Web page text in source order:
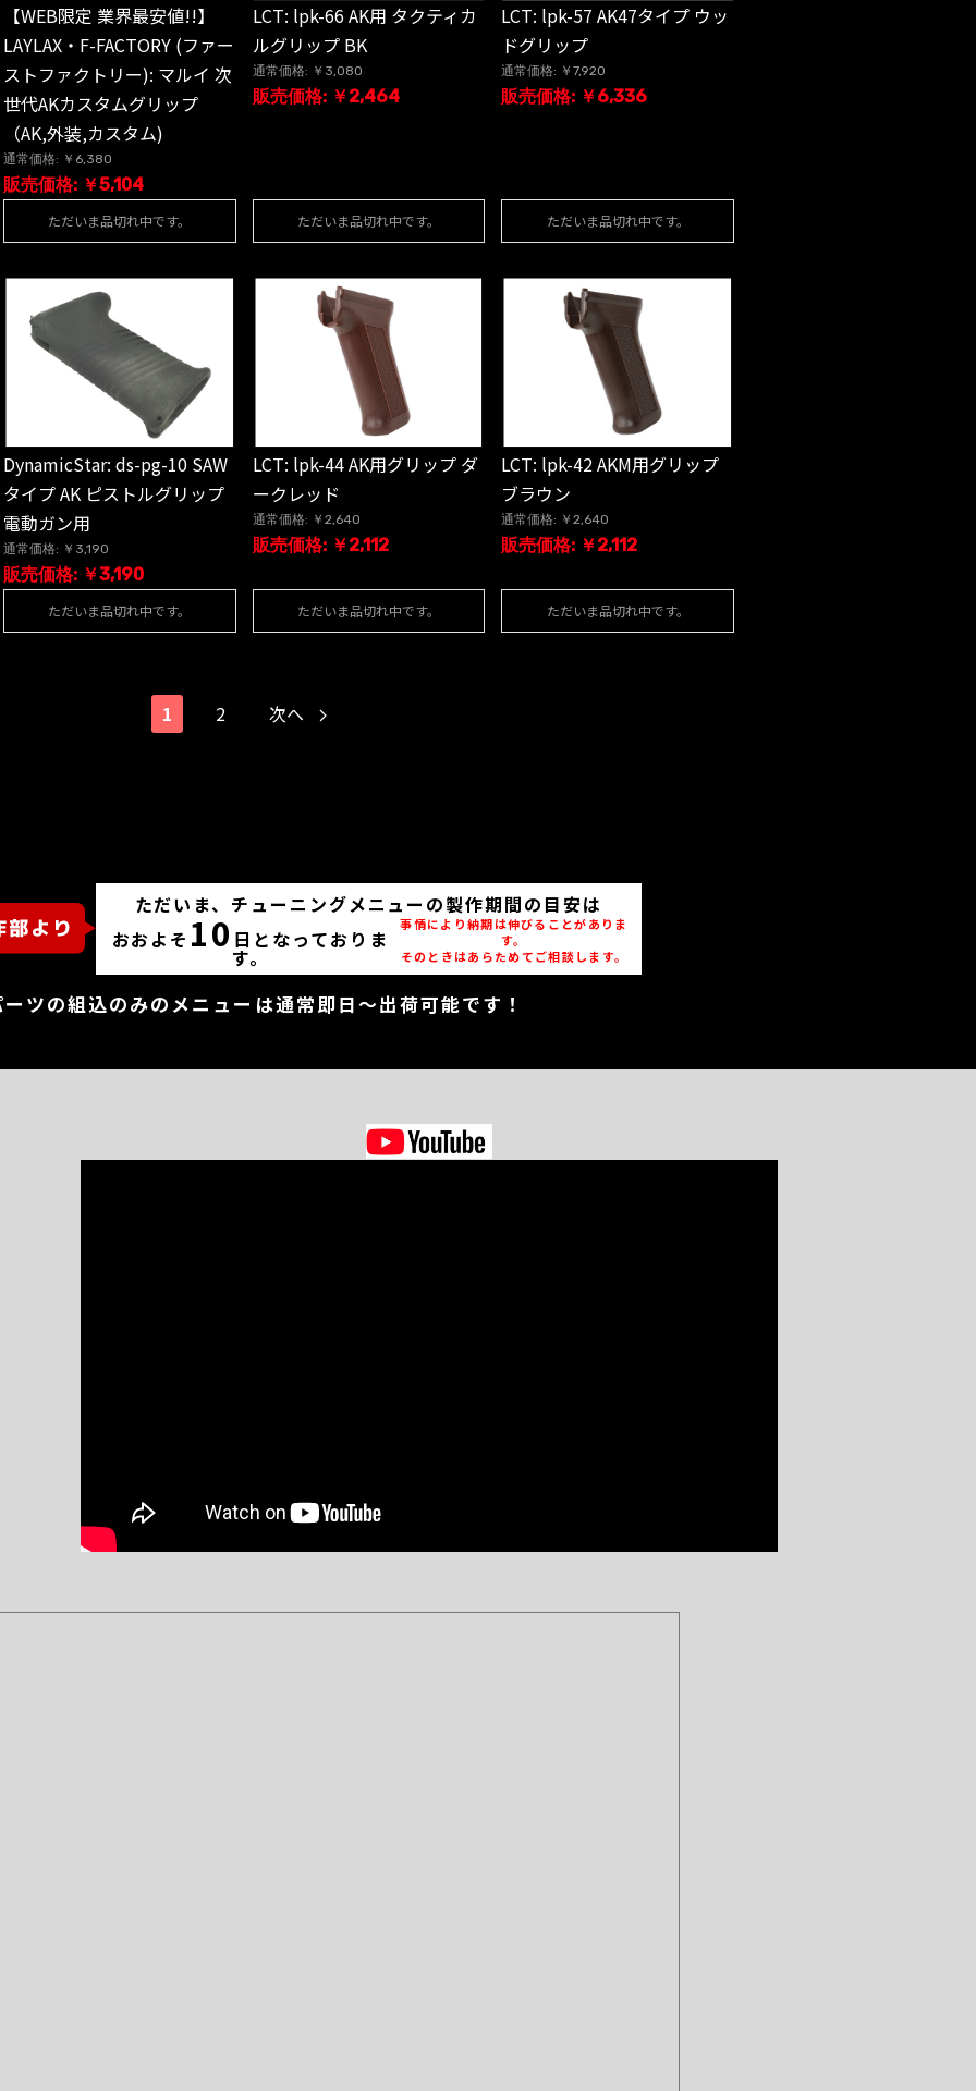
【WEB限定 業界最安値!!】
LAYLAX・F-FACTORY (ファー
ストファクトリー): マルイ 次
世代AKカスタムグリップ
（AK,外装,カスタム)
通常価格: ￥6,380
販売価格: ￥5,104
ただいま品切れ中です。
LCT: lpk-66 AK用 タクティカ
ルグリップ BK
通常価格: ￥3,080
販売価格: ￥2,464
ただいま品切れ中です。
LCT: lpk-57 AK47タイプ ウッ
ドグリップ
通常価格: ￥7,920
販売価格: ￥6,336
ただいま品切れ中です。
DynamicStar: ds-pg-10 SAW
タイプ AK ピストルグリップ
電動ガン用
通常価格: ￥3,190
販売価格: ￥3,190
ただいま品切れ中です。
LCT: lpk-44 AK用グリップ ダ
ークレッド
通常価格: ￥2,640
販売価格: ￥2,112
ただいま品切れ中です。
LCT: lpk-42 AKM用グリップ
ブラウン
通常価格: ￥2,640
販売価格: ￥2,112
ただいま品切れ中です。
1 2 次へ
ただいま、チューニングメニューの製作期間の目安は
おおよそ 10 日となっておりま
す。
事情により納期は伸びることがありま
す。
そのときはあらためてご相談します。
ツの組込のみのメニューは通常即日～出荷可能です！